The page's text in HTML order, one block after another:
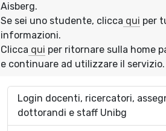
Aisberg.
Se sei uno studente, clicca qui per
informazioni.
Clicca qui per ritornare sulla home
e continuare ad utilizzare il servizio.
Login docenti, ricercatori,
dottorandi e staff Unibg